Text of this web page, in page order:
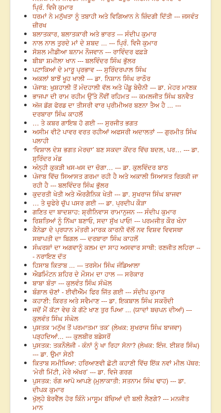
ਪ੍ਰਿੰ. ਵਿਜੈ ਕੁਮਾਰ
ਧਰਮਾਂ ਨੇ ਮਨੁੱਖਤਾ ਨੂੰ ਤਬਾਹੀ ਅਤੇ ਵਿਗਿਆਨ ਨੇ ਜ਼ਿੰਦਗੀ ਦਿੱਤੀ --- ਜਸਵੰਤ
ਜ਼ੀਰਖ
ਬਲਾਤਕਾਰ, ਬਲਾਤਕਾਰੀ ਅਤੇ ਭਾਰਤ --- ਸੰਦੀਪ ਕੁਮਾਰ
ਨਾਲ ਨਾਲ ਤੁਰਦੇ ਮਾਂ ਦੇ ਸ਼ਬਦ ... --- ਪ੍ਰਿੰ. ਵਿਜੈ ਕੁਮਾਰ
ਸੋਸ਼ਲ ਮੀਡੀਆ ਬਨਾਮ ਨੌਜਵਾਨ --- ਰਾਵਿੰਦਰ ਫਫ਼ੜੇ
ਬੀਬਾ ਸ਼ਮੀਲਾ ਖਾਨ --- ਬਲਵਿੰਦਰ ਸਿੰਘ ਭੁੱਲਰ
ਪਟਾਕਿਆਂ ਦੇ ਮਾਰੂ ਪ੍ਰਭਾਵ --- ਸੁਰਿੰਦਰਪਾਲ ਸਿੰਘ
ਅਕਲਾਂ ਬਾਝੋਂ ਖੂਹ ਖਾਲੀ --- ਡਾ. ਨਿਸ਼ਾਨ ਸਿੰਘ ਰਾਠੌਰ
ਪੰਜਾਬ: ਖੁਸ਼ਹਾਲੀ ਤੋਂ ਮੰਦਹਾਲੀ ਵੱਲ ਅਤੇ ਪੇਂਡੂ ਬੇਚੈਨੀ --- ਡਾ. ਮੇਹਰ ਮਾਣਕ
ਭਾਜਪਾ ਦੀ ਰਾਮ ਰਹੀਮ ਉੱਤੇ ਨੌਂਵੀਂ ਰਹਿਮਤ --- ਕਮਲਜੀਤ ਸਿੰਘ ਬਨਵੈਤ
ਅੱਜ ਡੱਗ ਫੋਰਡ ਦਾ ਤੀਸਰੀ ਵਾਰ ਪ੍ਰੀਮੀਅਰ ਬਣਨਾ ਤੈਅ ਹੈ ... ---
ਦਰਬਾਰਾ ਸਿੰਘ ਕਾਹਲੋਂ
… ਤੇ ਕਬਰ ਗਾਇਬ ਹੋ ਗਈ --- ਸੁਰਜੀਤ ਭਗਤ
ਅਸੀਮ ਵੀਟੋ ਪਾਵਰ ਵਰਤ ਰਹੀਆਂ ਅਫਸਰੀ ਅਦਾਲਤਾਂ --- ਗੁਰਮੀਤ ਸਿੰਘ
ਪਲਾਹੀ
‘ਵਿਸ਼ਾਲ ਦੇਸ਼ ਭਗਤ ਮੋਰਚਾ’ ਬਣ ਸਕਦਾ ਕੇਂਦਰ ਵਿੱਚ ਬਦਲ, ਪਰ… --- ਡਾ.
ਸੁਰਿੰਦਰ ਮੰਡ
ਅੰਨ੍ਹੀ ਕੁਕੜੀ ਖਸ-ਖਸ ਦਾ ਚੋਗਾ… --- ਡਾ. ਕੁਲਵਿੰਦਰ ਬਾਠ
ਪੰਜਾਬ ਵਿੱਚ ਸਿਆਸਤ ਗਰਮਾ ਰਹੀ ਹੈ ਅਤੇ ਅਕਾਲੀ ਸਿਆਸਤ ਰਿੜਕੀ ਜਾ
ਰਹੀ ਹੈ --- ਬਲਵਿੰਦਰ ਸਿੰਘ ਭੁੱਲਰ
ਕੁਦਰਤੀ ਖੇਤੀ ਅਤੇ ਔਰਗੈਨਿਕ ਖੇਤੀ --- ਡਾ. ਸੁਖਰਾਜ ਸਿੰਘ ਬਾਜਵਾ
… ਤੇ ਚੁਫੇਰੇ ਚੁੱਪ ਪਸਰ ਗਈ --- ਡਾ. ਪ੍ਰਦੀਪ ਕੌੜਾ
ਗਣਿਤ ਦਾ ਬਾਦਸ਼ਾਹ: ਸ਼੍ਰੀਨਿਵਾਸ ਰਾਮਾਨੁਜਨ --- ਸੰਦੀਪ ਕੁਮਾਰ
ਰਿਸ਼ਤਿਆਂ ਨੂੰ ਨਿੱਘਾ ਬਣਾਓ, ਸਦਾ ਸੁੱਖ ਪਾਓ! --- ਪਰਮਜੀਤ ਕੌਰ ਖੰਨਾ
ਕੈਨੇਡਾ ਦੇ ਪ੍ਰਧਾਨ ਮੰਤਰੀ ਮਾਰਕ ਕਾਰਨੀ ਵੱਲੋਂ ਨਵ ਵਿਸ਼ਵ ਵਿਵਸਥਾ
ਸਥਾਪਤੀ ਦਾ ਬਿਗਲ --- ਦਰਬਾਰਾ ਸਿੰਘ ਕਾਹਲੋਂ
ਸੰਘਰਸ਼ਾਂ ਦਾ ਅਗਵਾਨੂੰ ਕਲਮ ਦਾ ਸਾਹ ਅਸਵਾਰ ਸਾਥੀ: ਰਣਜੀਤ ਲਹਿਰਾ --
- ਨਰਾਇਣ ਦੱਤ
ਹਿਸਾਬ ਕਿਤਾਬ ... --- ਤਰਸੇਮ ਸਿੰਘ ਜੰਡਿਆਲਾ
ਐਡਮਿੰਟਨ ਸ਼ਹਿਰ ਦੇ ਮੌਸਮ ਦਾ ਹਾਲ --- ਸਰੋਕਾਰ
ਬਾਬਾ ਬੰਤਾ --- ਕੁਲਵੰਤ ਸਿੰਘ ਸੰਘੋਲ
ਬੰਗਾਲ ਚੋਣਾਂ - ਈਵੀਐੱਮ ਫਿਰ ਜਿੱਤ ਗਈ --- ਸੰਦੀਪ ਕੁਮਾਰ
ਕਹਾਣੀ: ਕਿਰਤ ਅਤੇ ਸਵੈਮਾਣ --- ਡਾ. ਇਕਬਾਲ ਸਿੰਘ ਸਕਰੌਦੀ
ਜਦੋਂ ਮੈਂ ਕੱਟਾ ਵੇਚ ਕੇ ਗੱਟੇ ਖਾਣ ਤੁਰ ਪਿਆ ... (ਯਾਦਾਂ ਬਚਪਨ ਦੀਆਂ) ---
ਕੁਲਵੰਤ ਸਿੰਘ ਸੰਘੋਲ
ਪੁਸਤਕ ‘ਮਨੁੱਖ ਤੋਂ ਪਰਮਾਤਮਾ ਤਕ’ (ਲੇਖਕ: ਸੁਖਰਾਜ ਸਿੰਘ ਬਾਜਵਾ)
ਪੜ੍ਹਦਿਆਂ... --- ਕੁਲਬੀਰ ਬਡੇਸਰੋਂ
ਪੁਸਤਕ: ਤਕਨੌਲੋਜੀ - ਕੰਨਾਂ ਨੂੰ ਖਾ ਰਿਹਾ ਸੋਨਾ? (ਲੇਖਕ: ਇੰਜ. ਈਸ਼ਰ ਸਿੰਘ)
--- ਡਾ. ਉਮਾ ਸੇਠੀ
ਕਿਤਾਬ ਸਮੀਖਿਆ: ਹਰਿਆਣਵੀ ਛੋਟੀ ਕਹਾਣੀ ਵਿੱਚ ਇੱਕ ਨਵਾਂ ਮੀਲ ਪੱਥਰ:
‘ਮੇਰੀ ਮਿੱਟੀ, ਮੇਰੇ ਅੱਖਰ’ --- ਡਾ. ਵਿਜੇ ਗਰਗ
ਪੁਸਤਕ: ਰੰਗ ਆਪੋ ਆਪਣੇ (ਮੁਲਾਕਾਤੀ: ਸਤਨਾਮ ਸਿੰਘ ਢਾਹ) --- ਡਾ.
ਦੀਪਕ ਕੁਮਾਰ
ਖੁੱਲ੍ਹੇ ਬੋਰਵੈੱਲ ਹੋਰ ਕਿੰਨੇ ਮਾਸੂਮ ਬੱਚਿਆਂ ਦੀ ਬਲੀ ਲੈਣਗੇ? --- ਮਨਜੀਤ
ਮਾਨ